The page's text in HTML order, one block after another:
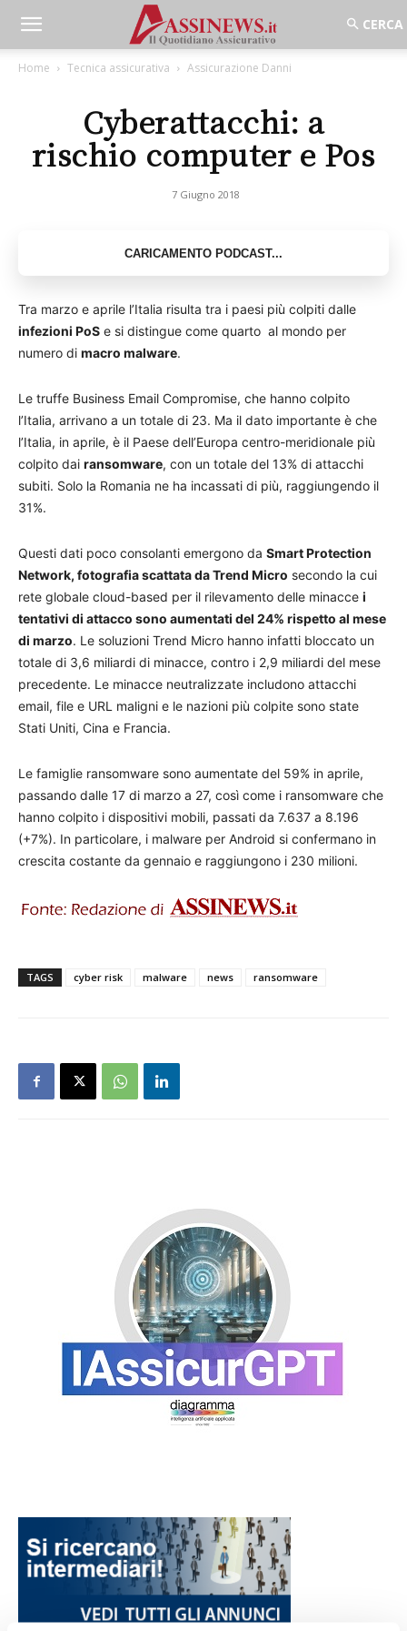
Home Tecnica assicurativa Assicurazione Danni
Cyberattacchi: a
rischio computer e Pos
7 Giugno 2018
Tra marzo e aprile l’Italia risulta tra i paesi più colpiti dalle
infezioni PoS e si distingue come quarto al mondo per
numero di macro malware.
Le truffe Business Email Compromise, che hanno colpito
l’Italia, arrivano a un totale di 23. Ma il dato importante è che
l’Italia, in aprile, è il Paese dell’Europa centro-meridionale più
colpito dai ransomware, con un totale del 13% di attacchi
subiti. Solo la Romania ne ha incassati di più, raggiungendo il
31%.
Questi dati poco consolanti emergono da Smart Protection
Network, fotografia scattata da Trend Micro secondo la cui
rete globale cloud-based per il rilevamento delle minacce i
tentativi di attacco sono aumentati del 24% rispetto al mese
di marzo. Le soluzioni Trend Micro hanno infatti bloccato un
totale di 3,6 miliardi di minacce, contro i 2,9 miliardi del mese
precedente. Le minacce neutralizzate includono attacchi
email, file e URL maligni e le nazioni più colpite sono state
Stati Uniti, Cina e Francia.
Le famiglie ransomware sono aumentate del 59% in aprile,
passando dalle 17 di marzo a 27, così come i ransomware che
hanno colpito i dispositivi mobili, passati da 7.637 a 8.196
(+7%). In particolare, i malware per Android si confermano in
crescita costante da gennaio e raggiungono i 230 milioni.
TAGS cyber risk malware news ransomware